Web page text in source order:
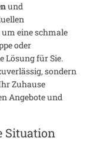
und
eine schmale
oder
Lösung für Sie.
sondern
Zuhause
Angebote und
Situation